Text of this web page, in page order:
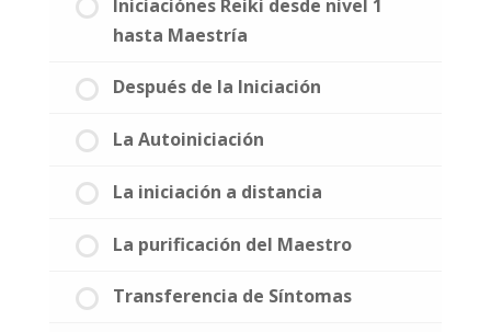
Iniciaciónes Reiki desde nivel 1
hasta Maestría
Después de la Iniciación
La Autoiniciación
La iniciación a distancia
La purificación del Maestro
Transferencia de Síntomas